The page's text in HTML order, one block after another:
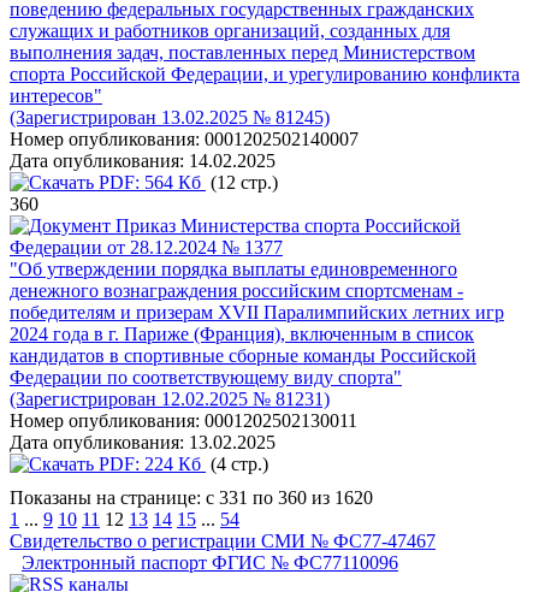
поведению федеральных государственных гражданских
служащих и работников организаций, созданных для
выполнения задач, поставленных перед Министерством
спорта Российской Федерации, и урегулированию конфликта
интересов"
(Зарегистрирован 13.02.2025 № 81245)
Номер опубликования: 0001202502140007
Дата опубликования: 14.02.2025
PDF: 564 Кб (12 стр.)
360
Приказ Министерства спорта Российской
Федерации от 28.12.2024 № 1377
"Об утверждении порядка выплаты единовременного
денежного вознаграждения российским спортсменам -
победителям и призерам ХVII Паралимпийских летних игр
2024 года в г. Париже (Франция), включенным в список
кандидатов в спортивные сборные команды Российской
Федерации по соответствующему виду спорта"
(Зарегистрирован 12.02.2025 № 81231)
Номер опубликования: 0001202502130011
Дата опубликования: 13.02.2025
PDF: 224 Кб (4 стр.)
Показаны на странице: с 331 по 360 из 1620
1 ... 9 10 11 12 13 14 15 ... 54
Свидетельство о регистрации СМИ № ФС77-47467
Электронный паспорт ФГИС № ФС77110096